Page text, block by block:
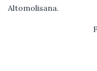
Altomolisana.